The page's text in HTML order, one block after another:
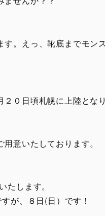
。えっ、靴底までモン
０日頃札幌に上陸とな
意いたしております。
たします。
が、８日(日）です！